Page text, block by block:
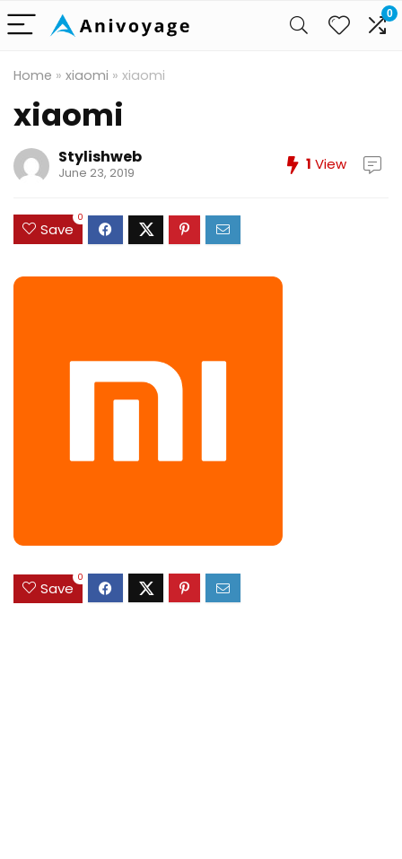
0
Home » xiaomi » xiaomi
xiaomi
Stylishweb
June 23, 2019 1 View
Save
0
Save
0